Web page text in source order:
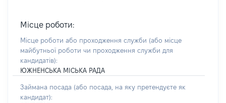
Місце роботи:
Місце роботи або проходження служби (або місце
майбутньої роботи чи проходження служби для
кандидатів):
ЮЖНЕНСЬКА МІСЬКА РАДА
Займана посада (або посада, на яку претендуєте як
кандидат):